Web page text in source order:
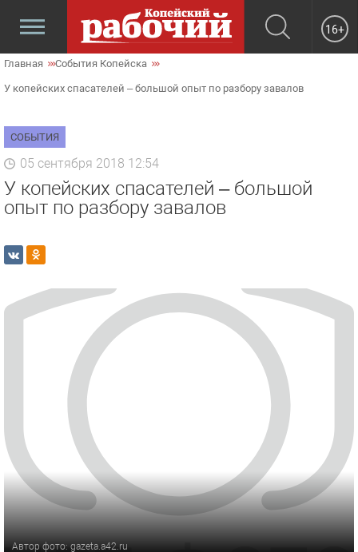
16+
Главная События Копейска
У копейских спасателей – большой опыт по разбору завалов
СОБЫТИЯ
05 сентября 2018 12:54
У копейских спасателей – большой
опыт по разбору завалов
Автор фото: gazeta.a42.ru